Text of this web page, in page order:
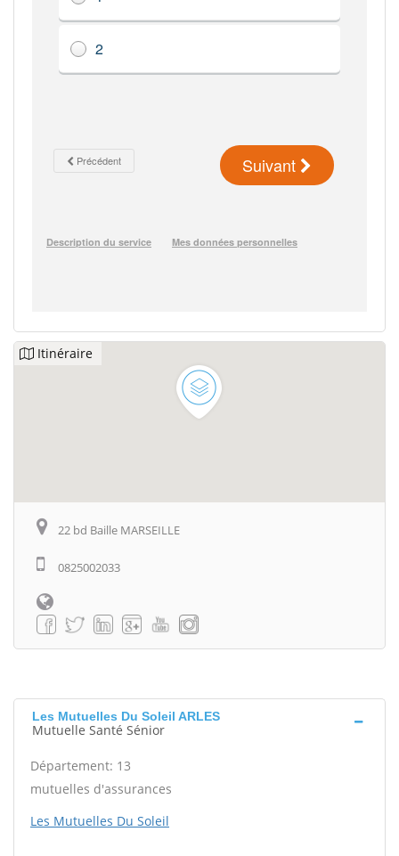
Itinéraire
22 bd Baille MARSEILLE
0825002033
Les Mutuelles Du Soleil ARLES
Mutuelle Santé Sénior
Département: 13
mutuelles d'assurances
Les Mutuelles Du Soleil